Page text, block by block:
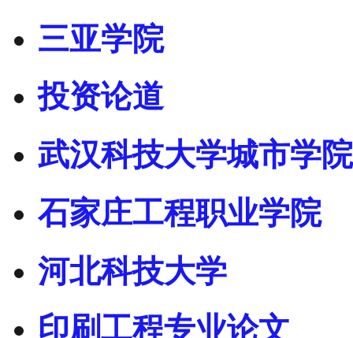
三亚学院
投资论道
武汉科技大学城市学院
石家庄工程职业学院
河北科技大学
印刷工程专业论文